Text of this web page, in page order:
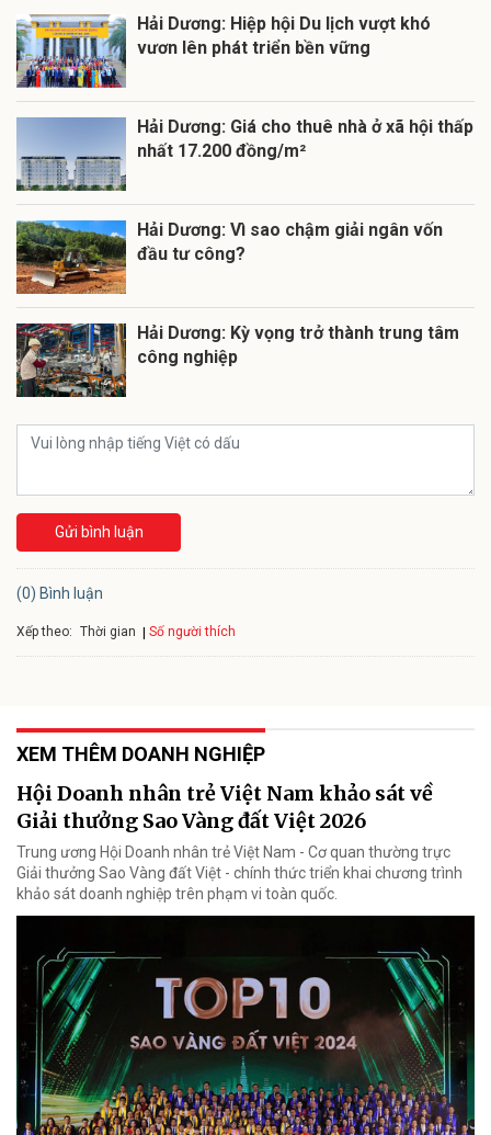
Hải Dương: Hiệp hội Du lịch vượt khó
vươn lên phát triển bền vững
Hải Dương: Giá cho thuê nhà ở xã hội thấp
nhất 17.200 đồng/m²
Hải Dương: Vì sao chậm giải ngân vốn
đầu tư công?
Hải Dương: Kỳ vọng trở thành trung tâm
công nghiệp
Gửi bình luận
(0) Bình luận
Xếp theo: Thời gian Số người thích
XEM THÊM DOANH NGHIỆP
Hội Doanh nhân trẻ Việt Nam khảo sát về
Giải thưởng Sao Vàng đất Việt 2026
Trung ương Hội Doanh nhân trẻ Việt Nam - Cơ quan thường trực
Giải thưởng Sao Vàng đất Việt - chính thức triển khai chương trình
khảo sát doanh nghiệp trên phạm vi toàn quốc.